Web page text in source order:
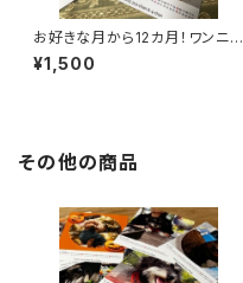
お好きな月から12カ月！ワンニャ
ンのオリジナル卓上カレンダ
ー CDサイズ B：追加
¥1,500
その他の商品